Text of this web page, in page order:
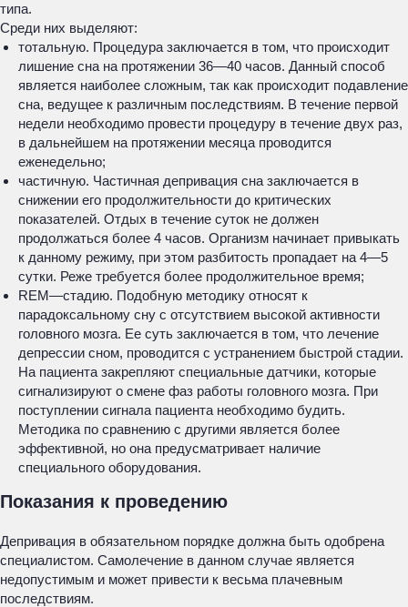
типа.
Среди них выделяют:
тотальную. Процедура заключается в том, что происходит
лишение сна на протяжении 36—40 часов. Данный способ
является наиболее сложным, так как происходит подавление
сна, ведущее к различным последствиям. В течение первой
недели необходимо провести процедуру в течение двух раз,
в дальнейшем на протяжении месяца проводится
еженедельно;
частичную. Частичная депривация сна заключается в
снижении его продолжительности до критических
показателей. Отдых в течение суток не должен
продолжаться более 4 часов. Организм начинает привыкать
к данному режиму, при этом разбитость пропадает на 4—5
сутки. Реже требуется более продолжительное время;
REM—стадию. Подобную методику относят к
парадоксальному сну с отсутствием высокой активности
головного мозга. Ее суть заключается в том, что лечение
депрессии сном, проводится с устранением быстрой стадии.
На пациента закрепляют специальные датчики, которые
сигнализируют о смене фаз работы головного мозга. При
поступлении сигнала пациента необходимо будить.
Методика по сравнению с другими является более
эффективной, но она предусматривает наличие
специального оборудования.
Показания к проведению
Депривация в обязательном порядке должна быть одобрена
специалистом. Самолечение в данном случае является
недопустимым и может привести к весьма плачевным
последствиям.